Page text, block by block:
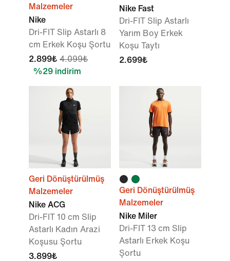
Malzemeler
Nike
Dri-FIT Slip Astarlı 8
cm Erkek Koşu Şortu
2.899₺ 4.099₺
%29 indirim
Nike Fast
Dri-FIT Slip Astarlı
Yarım Boy Erkek
Koşu Taytı
2.699₺
Geri Dönüştürülmüş
Malzemeler
Nike ACG
Dri-FIT 10 cm Slip
Astarlı Kadın Arazi
Koşusu Şortu
3.899₺
Geri Dönüştürülmüş
Malzemeler
Nike Miler
Dri-FIT 13 cm Slip
Astarlı Erkek Koşu
Şortu